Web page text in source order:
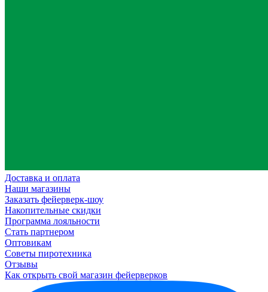
Доставка и оплата
Наши магазины
Заказать фейерверк-шоу
Накопительные скидки
Программа лояльности
Стать партнером
Оптовикам
Советы пиротехника
Отзывы
Как открыть свой магазин фейерверков